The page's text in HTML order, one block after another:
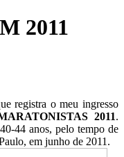
2011
registra o meu ingresso
2011.
44 anos, pelo tempo de
em junho de 2011.